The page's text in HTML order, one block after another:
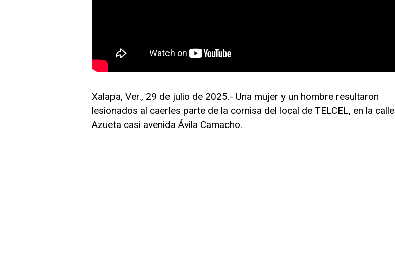
Xalapa, Ver., 29 de julio de 2025.- Una mujer y un hombre resultaron
lesionados al caerles parte de la cornisa del local de TELCEL, en la calle
Azueta casi avenida Ávila Camacho.